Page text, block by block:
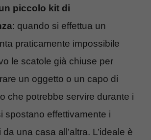
piccolo kit di
: quando si effettua un
praticamente impossibile
le scatole già chiuse per
un oggetto o un capo di
che potrebbe servire durante i
spostano effettivamente i
una casa all’altra. L’ideale è